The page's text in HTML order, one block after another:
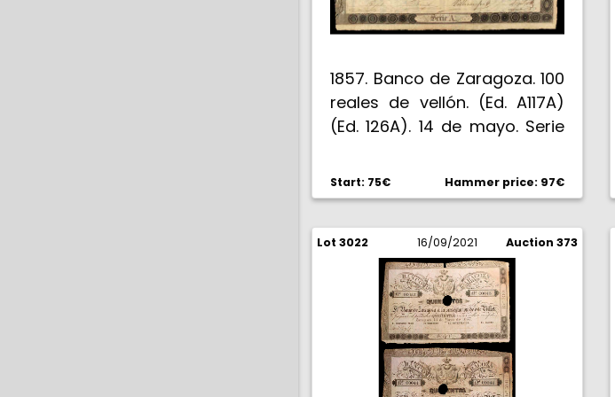
1862 Print mark added". Ligera
Cervantes 08/11/2018, nº 1048.
Rarísimo. BC.
1857. Banco de Zaragoza. 100
reales de vellón. (Ed. A117A)
(Ed. 126A). 14 de mayo. Serie
firmas. Nº 02723. MBC.
Start: 75€ Hammer price: 97€
Lot 3022 16/09/2021 Auction 373